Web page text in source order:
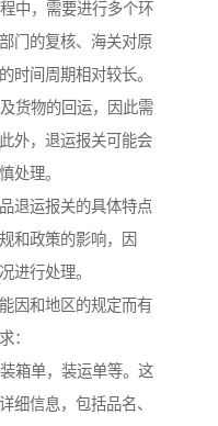
中，需要进行多个环
门的复核、海关对原
时间周期相对较长。
货物的回运，因此需
外，退运报关可能会
处理。
退运报关的具体特点
和政策的影响，因
进行处理。
因和地区的规定而有
：
箱单，装运单等。这
细信息，包括品名、